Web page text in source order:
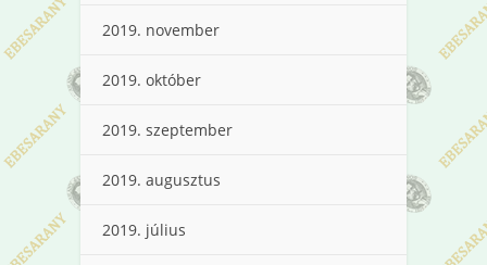
2019. november
2019. október
2019. szeptember
2019. augusztus
2019. július